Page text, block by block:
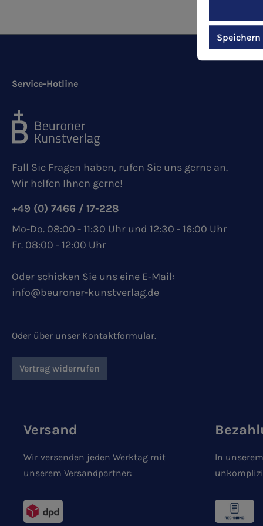
Service-Hotline
Fall Sie Fragen haben, rufen Sie uns gerne an.
Wir helfen Ihnen gerne!
+49 (0) 7466 / 17-228
Mo-Do. 08:00 - 11:30 Uhr und 12:30 - 16:00 Uhr
Fr. 08:00 - 12:00 Uhr
Oder schicken Sie uns eine E-Mail:
info@beuroner-kunstverlag.de
Oder über unser Kontaktformular.
Vertrag widerrufen
Versand
Wir versenden jeden Werktag mit
unserem Versandpartner:
In
Speichern